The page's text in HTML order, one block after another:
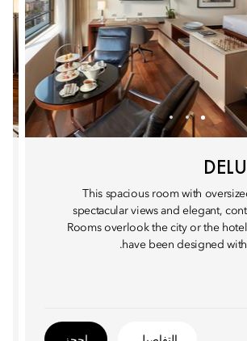
This spacious room with
spectacular views and elegant,
Rooms overlook the city or the hotel
have been designed